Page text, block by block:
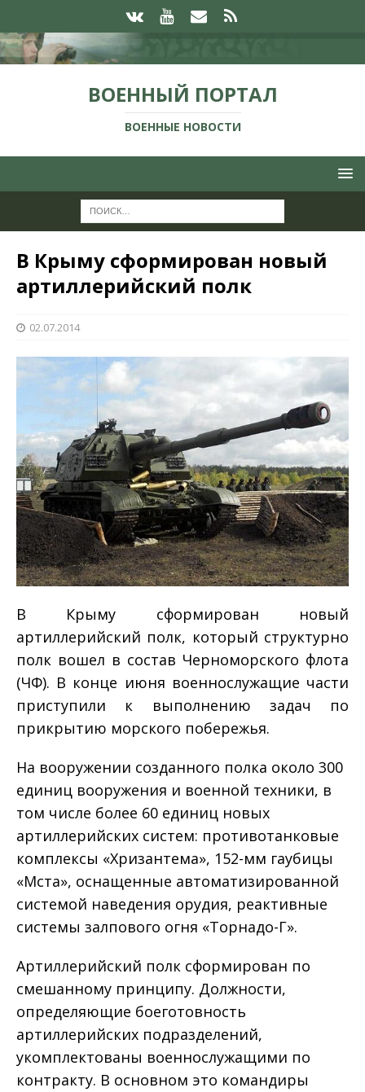
ВОЕННЫЙ ПОРТАЛ
ВОЕННЫЕ НОВОСТИ
В Крыму сформирован новый
артиллерийский полк
02.07.2014
В Крыму сформирован новый
артиллерийский полк, который структурно
полк вошел в состав Черноморского флота
(ЧФ). В конце июня военнослужащие части
приступили к выполнению задач по
прикрытию морского побережья.
На вооружении созданного полка около 300
единиц вооружения и военной техники, в
том числе более 60 единиц новых
артиллерийских систем: противотанковые
комплексы «Хризантема», 152-мм гаубицы
«Мста», оснащенные автоматизированной
системой наведения орудия, реактивные
системы залпового огня «Торнадо-Г».
Артиллерийский полк сформирован по
смешанному принципу. Должности,
определяющие боеготовность
артиллерийских подразделений,
укомплектованы военнослужащими по
контракту. В основном это командиры